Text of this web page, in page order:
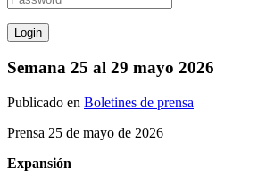
Semana 25 al 29 mayo 2026
Publicado en Boletines de prensa
Prensa 25 de mayo de 2026
Expansión